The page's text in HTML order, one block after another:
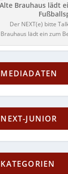
Der NEXT(e) bitte
Brauhaus lädt ein zum
MEDIADATEN
NEXT-JUNIOR
KATEGORIEN